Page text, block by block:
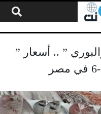
” .. أسعار ”